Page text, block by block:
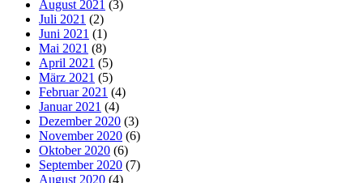
August 2021 (3)
Juli 2021 (2)
Juni 2021 (1)
Mai 2021 (8)
April 2021 (5)
März 2021 (5)
Februar 2021 (4)
Januar 2021 (4)
Dezember 2020 (3)
November 2020 (6)
Oktober 2020 (6)
September 2020 (7)
August 2020 (4)